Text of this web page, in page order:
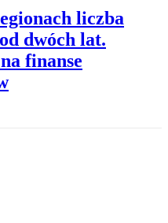
liczba
dwóch lat.
finanse